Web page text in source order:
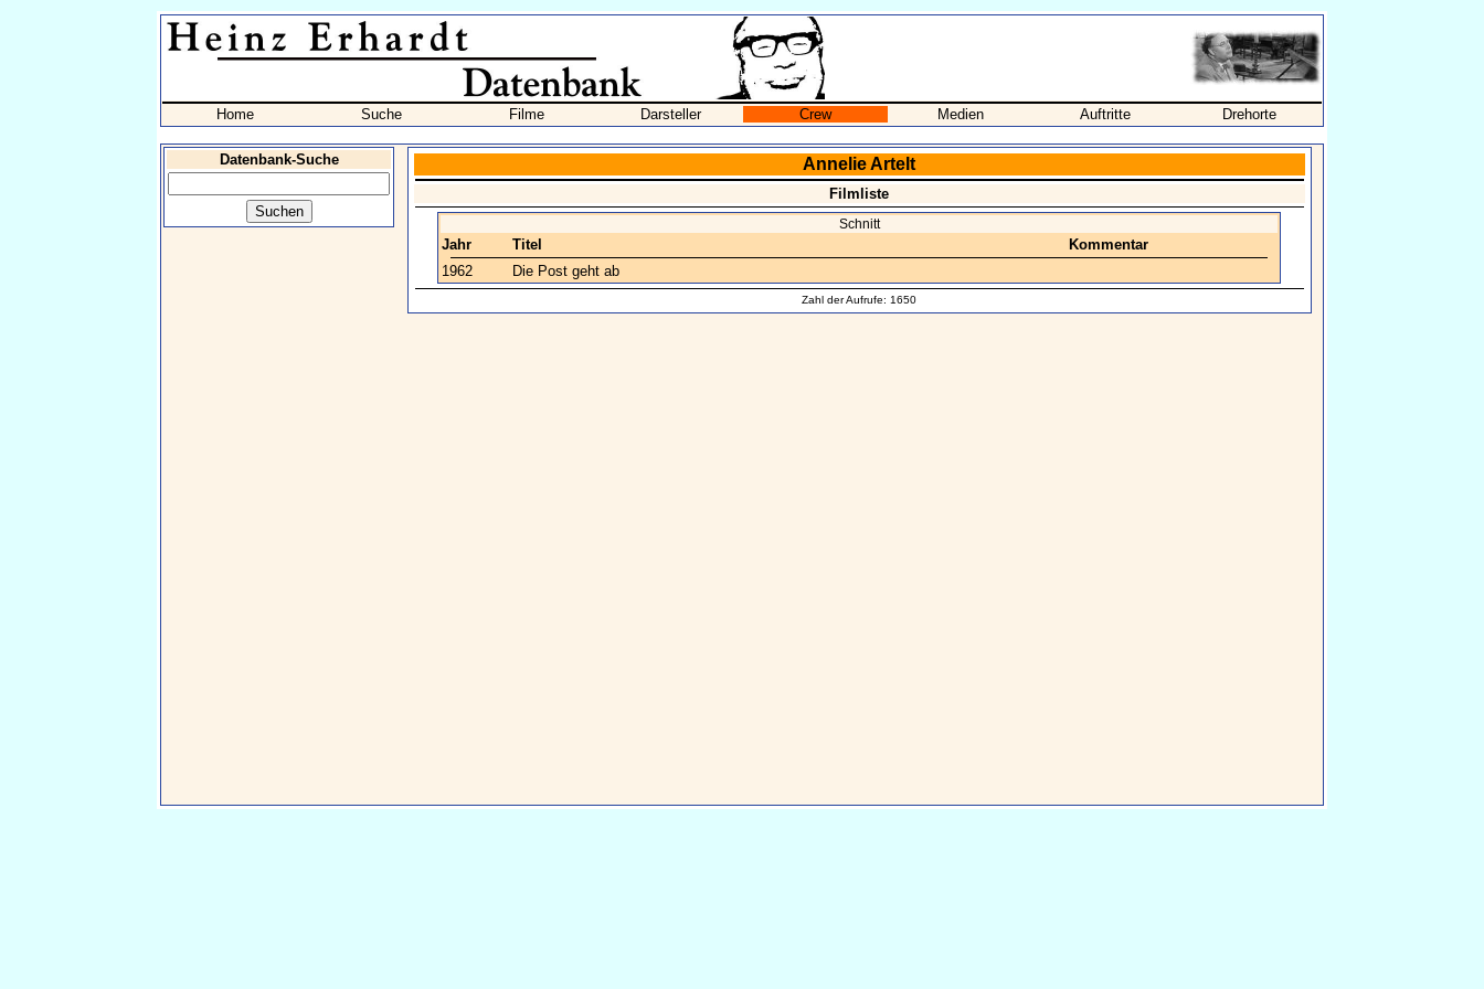
Home Suche Filme Darsteller Crew Medien Auftritte Drehorte
Datenbank-Suche Annelie Artelt
Filmliste
Schnitt
Jahr Titel
Kommentar
1962
Die Post geht ab
Zahl der Aufrufe: 1650